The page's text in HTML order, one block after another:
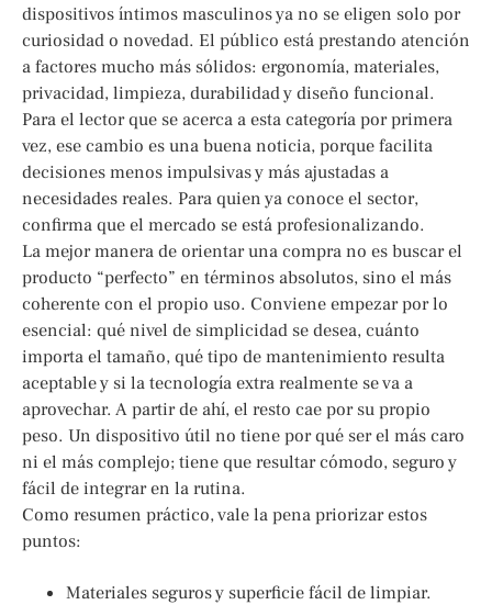
dispositivos íntimos masculinos ya no se eligen solo por
curiosidad o novedad. El público está prestando atención
a factores mucho más sólidos: ergonomía, materiales,
privacidad, limpieza, durabilidad y diseño funcional.
Para el lector que se acerca a esta categoría por primera
vez, ese cambio es una buena noticia, porque facilita
decisiones menos impulsivas y más ajustadas a
necesidades reales. Para quien ya conoce el sector,
confirma que el mercado se está profesionalizando.
La mejor manera de orientar una compra no es buscar el
producto “perfecto” en términos absolutos, sino el más
coherente con el propio uso. Conviene empezar por lo
esencial: qué nivel de simplicidad se desea, cuánto
importa el tamaño, qué tipo de mantenimiento resulta
aceptable y si la tecnología extra realmente se va a
aprovechar. A partir de ahí, el resto cae por su propio
peso. Un dispositivo útil no tiene por qué ser el más caro
ni el más complejo; tiene que resultar cómodo, seguro y
fácil de integrar en la rutina.
Como resumen práctico, vale la pena priorizar estos
puntos:
Materiales seguros y superficie fácil de limpiar.